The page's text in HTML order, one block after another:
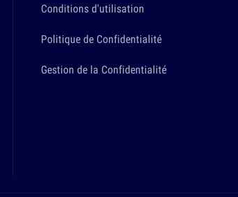
Conditions d'utilisation
Politique de Confidentialité
Gestion de la Confidentialité